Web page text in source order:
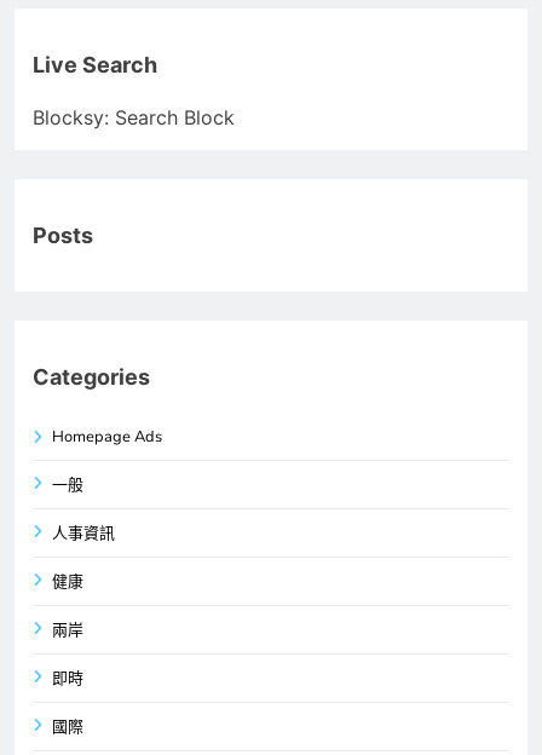
Live Search
Blocksy: Search Block
Posts
Categories
Homepage Ads
一般
人事資訊
健康
兩岸
即時
國際